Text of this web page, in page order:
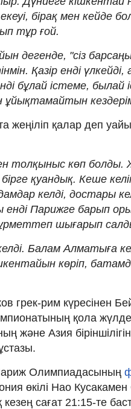
бірақ мен кейде
тұр ғой.
дегенде, "сіз
Қазір енді үлкейді,
бұлай істеме, былай
жеңіліп қалар деп
толқыныс көп болды.
бірге қуандық. Кеше
келді, достары
енді Парижге барып
шығарып
Балам Алматыға
көріп,
грек-рим күресінен
қола
және Азия
Олимпиадасының
өкілі Нао
сағат 21:15-те